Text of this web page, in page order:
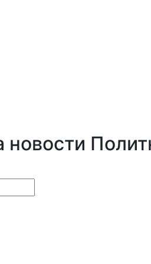
новости